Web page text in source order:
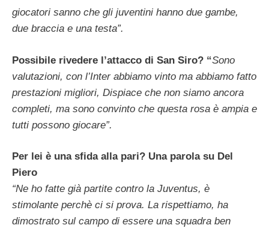
giocatori sanno che gli juventini hanno due gambe,
due braccia e una testa”.
Possibile rivedere l’attacco di San Siro? “Sono
valutazioni, con l’Inter abbiamo vinto ma abbiamo fatto
prestazioni migliori, Dispiace che non siamo ancora
completi, ma sono convinto che questa rosa è ampia e
tutti possono giocare”.
Per lei è una sfida alla pari? Una parola su Del
Piero
“Ne ho fatte già partite contro la Juventus, è
stimolante perchè ci si prova. La rispettiamo, ha
dimostrato sul campo di essere una squadra ben